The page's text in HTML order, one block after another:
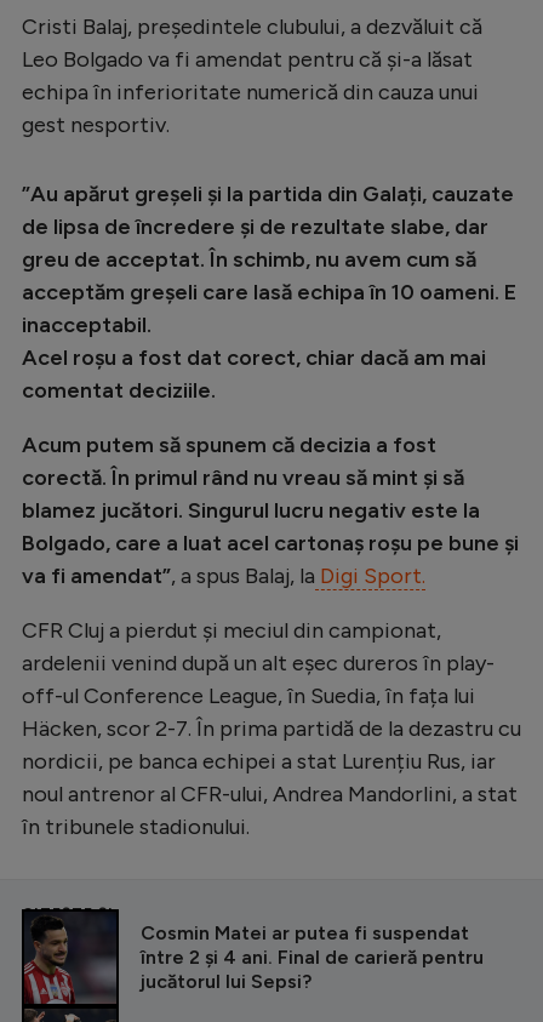
Cristi Balaj, președintele clubului, a dezvăluit că
Leo Bolgado va fi amendat pentru că și-a lăsat
echipa în inferioritate numerică din cauza unui
gest nesportiv.
”Au apărut greșeli și la partida din Galați, cauzate
de lipsa de încredere și de rezultate slabe, dar
greu de acceptat. În schimb, nu avem cum să
acceptăm greșeli care lasă echipa în 10 oameni. E
inacceptabil.
Acel roșu a fost dat corect, chiar dacă am mai
comentat deciziile.
Acum putem să spunem că decizia a fost
corectă. În primul rând nu vreau să mint și să
blamez jucători. Singurul lucru negativ este la
Bolgado, care a luat acel cartonaș roșu pe bune și
va fi amendat”, a spus Balaj, la Digi Sport.
CFR Cluj a pierdut și meciul din campionat,
ardelenii venind după un alt eșec dureros în play-
off-ul Conference League, în Suedia, în fața lui
Häcken, scor 2-7. În prima partidă de la dezastru cu
nordicii, pe banca echipei a stat Lurențiu Rus, iar
noul antrenor al CFR-ului, Andrea Mandorlini, a stat
în tribunele stadionului.
CITEȘTE ȘI
Cosmin Matei ar putea fi suspendat
între 2 și 4 ani. Final de carieră pentru
jucătorul lui Sepsi?